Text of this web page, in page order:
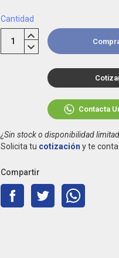
Cantidad
Contacta
¿Sin stock o disponibilidad
Solicita tu cotización y te
Compartir